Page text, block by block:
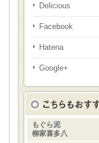
Delicious
Facebook
Hatena
Google+
もぐら泥
柳家喜多八